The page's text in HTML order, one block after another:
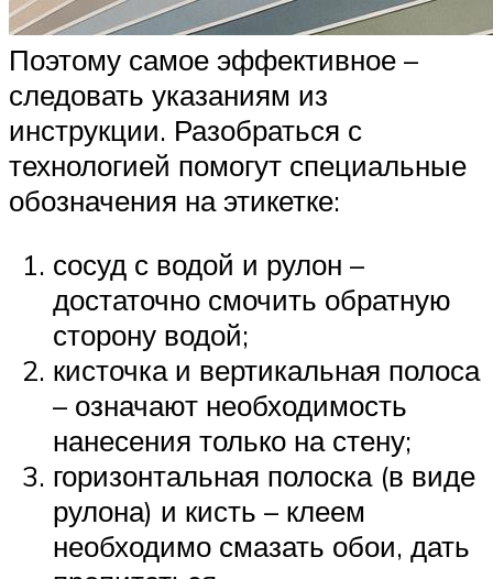
Поэтому самое эффективное –
следовать указаниям из
инструкции. Разобраться с
технологией помогут специальные
обозначения на этикетке:
сосуд с водой и рулон –
достаточно смочить обратную
сторону водой;
кисточка и вертикальная полоса
– означают необходимость
нанесения только на стену;
горизонтальная полоска (в виде
рулона) и кисть – клеем
необходимо смазать обои, дать